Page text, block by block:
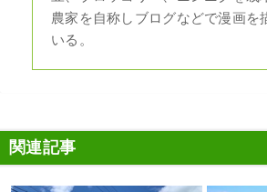
農家を自称しブログなどで漫画を
いる。
関連記事